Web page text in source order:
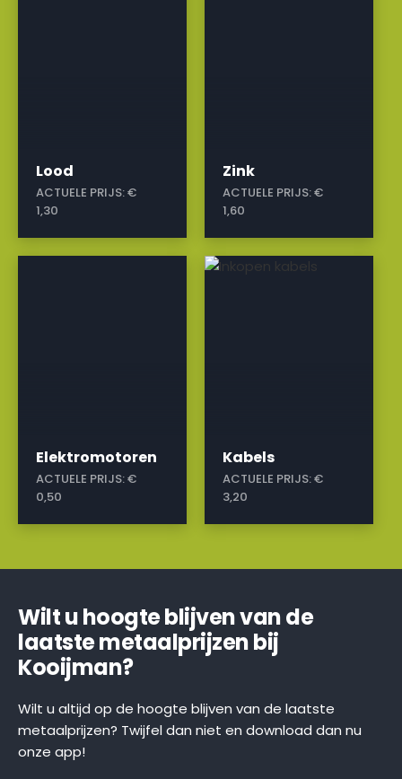
Lood
ACTUELE PRIJS:€
1,30
Zink
ACTUELE PRIJS:€
1,60
Elektromotoren
ACTUELE PRIJS:€
0,50
Kabels
ACTUELE PRIJS:€
3,20
a
Wilt u hoogte blijven van de
laatste metaalprijzen bij
Kooijman?
Wilt u altijd op de hoogte blijven van de laatste
metaalprijzen? Twijfel dan niet en download dan nu
onze app!